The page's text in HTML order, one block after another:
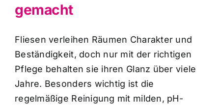
gemacht
Fliesen verleihen Räumen Charakter und
Beständigkeit, doch nur mit der richtigen
Pflege behalten sie ihren Glanz über viele
Jahre. Besonders wichtig ist die
regelmäßige Reinigung mit milden, pH-